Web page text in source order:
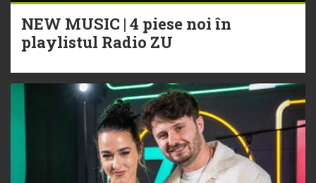
NEW MUSIC | 4 piese noi în
playlistul Radio ZU